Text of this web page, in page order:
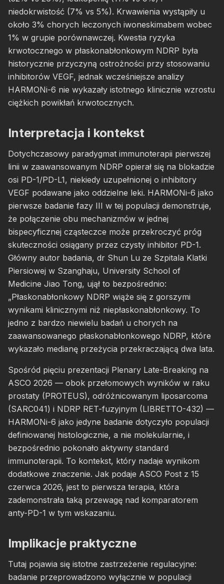
niedokrwistość (7% vs 5%). Krwawienia wystąpiły u
około 3% chorych leczonych iwoneskimabem wobec
1% w grupie porównawczej. Kwestia ryzyka
krwotocznego w płaskonabłonkowym NDRP była
historycznie przyczyną ostrożności przy stosowaniu
inhibitorów VEGF, jednak wcześniejsze analizy
HARMONi-6 nie wykazały istotnego klinicznie wzrostu
ciężkich powikłań krwotocznych.
Interpretacja i kontekst
Dotychczasowy paradygmat immunoterapii pierwszej
linii w zaawansowanym NDRP opierał się na blokadzie
osi PD-1/PD-L1, niekiedy uzupełnionej o inhibitory
VEGF podawane jako oddzielne leki. HARMONi-6 jako
pierwsze badanie fazy III w tej populacji demonstruje,
że połączenie obu mechanizmów w jednej
bispecyficznej cząsteczce może przekroczyć próg
skuteczności osiągany przez czysty inhibitor PD-1.
Główny autor badania, dr Shun Lu ze Szpitala Klatki
Piersiowej w Szanghaju, University School of
Medicine Jiao Tong, ujął to bezpośrednio:
„Płaskonabłonkowy NDRP wiąże się z gorszymi
wynikami klinicznymi niż niepłaskonabłonkowy. To
jedno z bardzo niewielu badań u chorych na
zaawansowanego płaskonabłonkowego NDRP, które
wykazało medianę przeżycia przekraczającą dwa lata.
Spośród pięciu prezentacji Plenary Late-Breaking na
ASCO 2026 — obok przełomowych wyników w raku
prostaty (PROTEUS), odróżnicowanym liposarcoma
(SARC041) i NDRP RET-fuzyjnym (LIBRETTO-432) —
HARMONi-6 jako jedyne badanie dotyczyło populacji
definiowanej histologicznie, a nie molekularnie, i
bezpośrednio pokonało aktywny standard
immunoterapii. To kontekst, który nadaje wynikom
dodatkowe znaczenie. Jak podaje ASCO Post z 15
czerwca 2026, jest to pierwsza terapia, która
zademonstrała taką przewagę nad komparatorem
anty-PD-1 w tym wskazaniu.
Implikacje praktyczne
Tutaj pojawia się istotne zastrzeżenie regulacyjne:
badanie przeprowadzono wyłącznie w populacji